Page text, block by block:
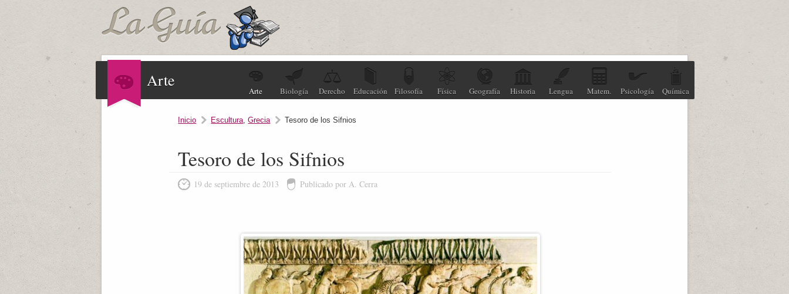
Arte
Arte Biología Derecho Educación Filosofía Física Geografía Historia Lengua Matem. Psicología Química
Inicio Escultura,Grecia Tesoro de los Sifnios
Tesoro de los Sifnios
19 de septiembre de 2013 Publicado por A. Cerra